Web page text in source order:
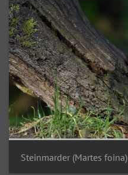
Steinmarder (Martes foina)